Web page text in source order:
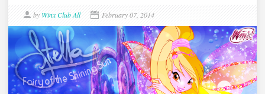
by Winx Club All February 07, 2014